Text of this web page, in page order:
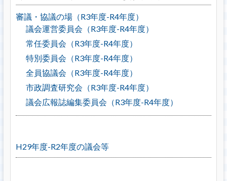
審議・協議の場（R3年度-R4年度）
議会運営委員会（R3年度-R4年度）
常任委員会（R3年度-R4年度）
特別委員会（R3年度-R4年度）
全員協議会（R3年度-R4年度）
市政調査研究会（R3年度-R4年度）
議会広報誌編集委員会（R3年度-R4年度）
H29年度-R2年度の議会等